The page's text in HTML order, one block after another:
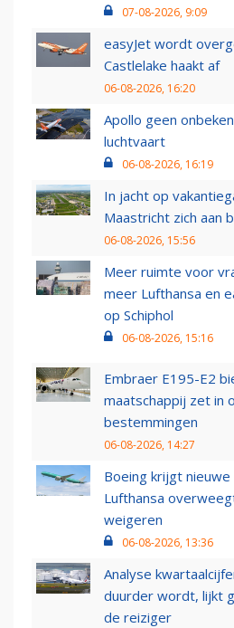
07-08-2026, 9:09
easyJet wordt
Castlelake haakt af
06-08-2026, 16:20
Apollo geen
luchtvaart
06-08-2026, 16:19
In jacht op
Maastricht zich aan
06-08-2026, 15:56
Meer ruimte voor
meer Lufthansa en
op Schiphol
06-08-2026, 15:16
Embraer E195-E2
maatschappij zet in
bestemmingen
06-08-2026, 14:27
Boeing krijgt
Lufthansa
weigeren
06-08-2026, 13:36
Analyse
duurder wordt, lijkt
de reiziger